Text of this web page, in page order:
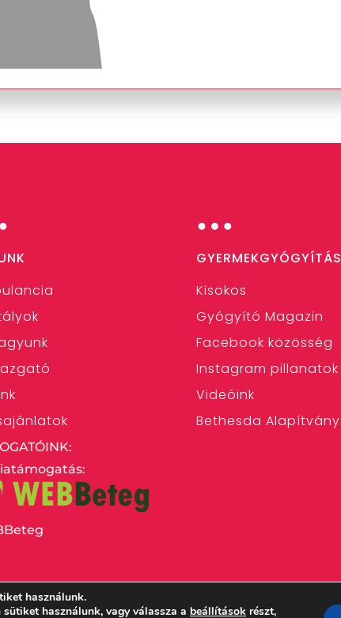
…
GYERMEKGYÓGYÍTÁS
Kisokos
Gyógyító Magazin
Facebook közösség
Instagram pillanatok
Videóink
Bethesda Alapítvány
használunk.
használunk, vagy válassza a beállítások részt,